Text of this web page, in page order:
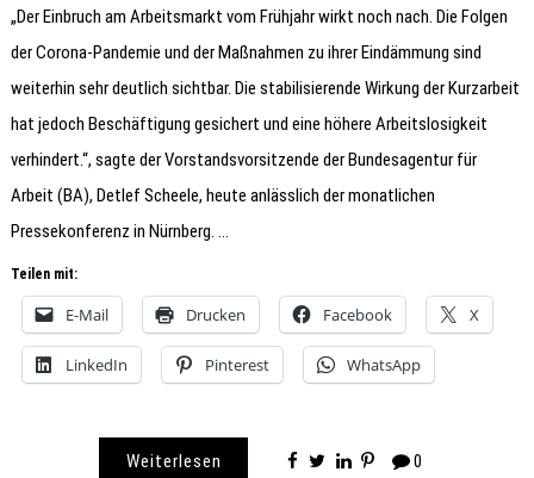
„Der Einbruch am Arbeitsmarkt vom Frühjahr wirkt noch nach. Die Folgen
der Corona-Pandemie und der Maßnahmen zu ihrer Eindämmung sind
weiterhin sehr deutlich sichtbar. Die stabilisierende Wirkung der Kurzarbeit
hat jedoch Beschäftigung gesichert und eine höhere Arbeitslosigkeit
verhindert.“, sagte der Vorstandsvorsitzende der Bundesagentur für
Arbeit (BA), Detlef Scheele, heute anlässlich der monatlichen
Pressekonferenz in Nürnberg. …
Teilen mit:
E-Mail Drucken Facebook X
LinkedIn Pinterest WhatsApp
Weiterlesen 0